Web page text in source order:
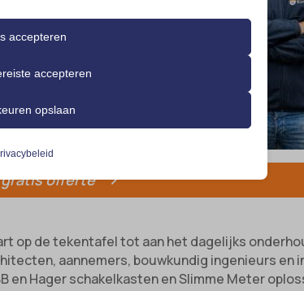
gratis offerte
op de tekentafel tot aan het dagelijks
aannemers, bouwkundig ingenieurs en
en Hager schakelkasten en Slimme Meter
en zijn noodzakelijk voor de
en services vereisen geen toestemming van
weergeven
waardoor we inzicht krijgen in hoe onze
adverteerders of uitgevers om
weergeven
accepteren
accepteren
opslaan